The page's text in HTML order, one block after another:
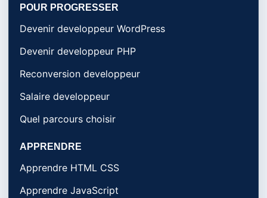
POUR PROGRESSER
Devenir developpeur WordPress
Devenir developpeur PHP
Reconversion developpeur
Salaire developpeur
Quel parcours choisir
APPRENDRE
Apprendre HTML CSS
Apprendre JavaScript